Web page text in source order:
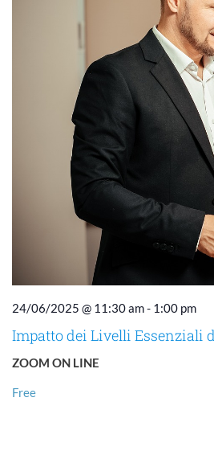
24/06/2025 @ 11:30 am- 1:00 pm
Impatto dei Livelli Essenziali
ZOOM ON LINE
Free